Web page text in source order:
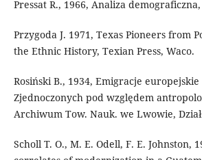
Pressat R., 1966, Analiza
Przygoda J. 1971, Texas Pioneers from
the Ethnic History, Texian Press, Waco.
Rosiński B., 1934, Emigracje
Zjednoczonych pod względem
Archiwum Tow. Nauk. we Lwowie,
Scholl T. O., M. E. Odell, F. E. Johnston,